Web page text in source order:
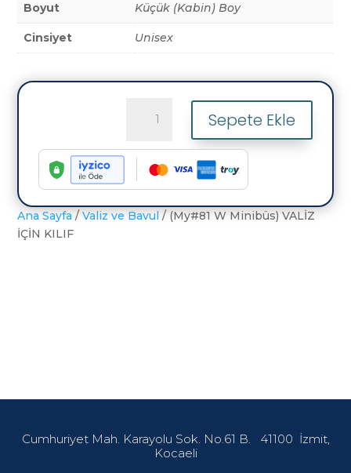
Boyut Küçük (Kabin) Boy
Cinsiyet Unisex
VALİZ
İÇİN
adet
Sepete Ekle
Ana Sayfa /Valiz ve Bavul / (My#81 W Minibüs) VALİZ
İÇİN KILIF
Cumhuriyet Mah. Karayolu Sok. No.61 B. 41100 İzmit,
Kocaeli